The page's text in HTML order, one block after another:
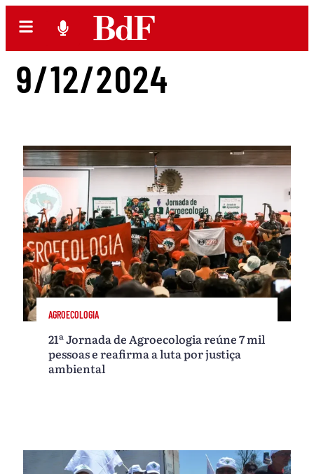
9/12/2024
AGROECOLOGIA
21ª Jornada de Agroecologia reúne 7 mil
pessoas e reafirma a luta por justiça
ambiental